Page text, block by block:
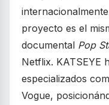
proyecto es el
documental Pop
Netflix. KATSEYE
especializados
Vogue,